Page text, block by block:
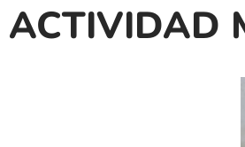
ACTIVIDAD